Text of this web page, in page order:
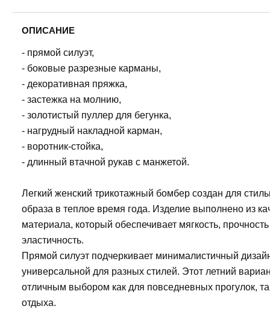
ОПИСАНИЕ
- прямой силуэт,
- боковые разрезные карманы,
- декоративная пряжка,
- застежка на молнию,
- золотистый пуллер для бегунка,
- нагрудный накладной карман,
- воротник-стойка,
- длинный втачной рукав с манжетой.
Легкий женский трикотажный бомбер создан для
образа в теплое время года. Изделие выполнено из
материала, который обеспечивает мягкость,
эластичность.
Прямой силуэт подчеркивает минималистичный
универсальной для разных стилей. Этот летний
отличным выбором как для повседневных прогулок,
отдыха.